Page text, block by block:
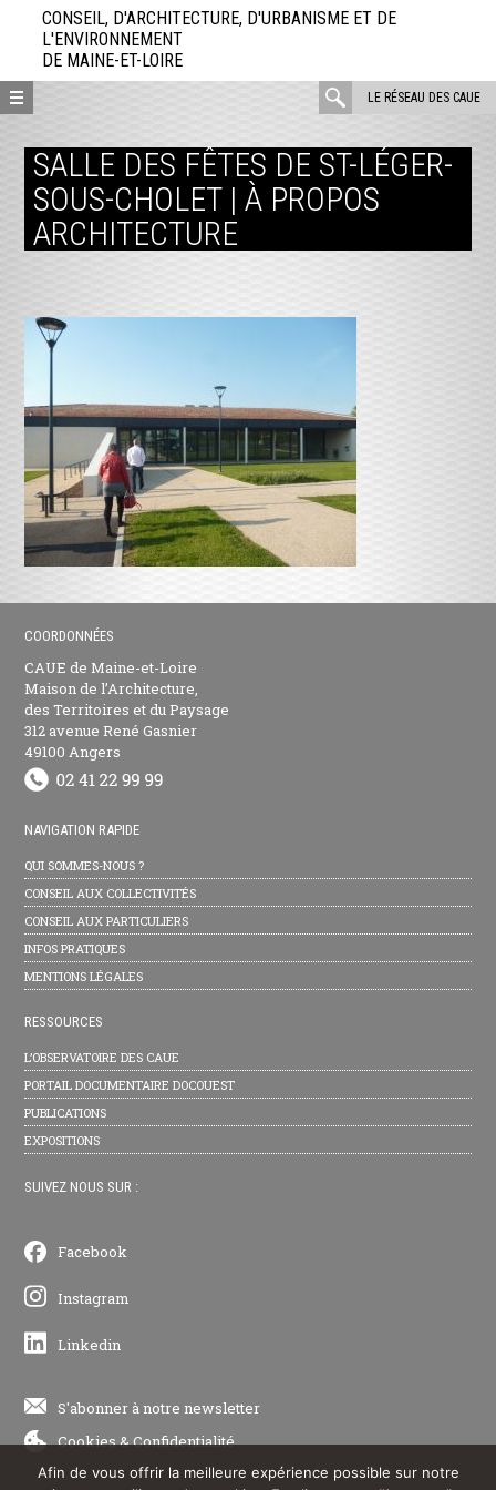
directement
contenu
CONSEIL, D'ARCHITECTURE, D'URBANISME ET DE
L'ENVIRONNEMENT
DE MAINE-ET-LOIRE
LE RÉSEAU DES CAUE
rechercher
SALLE DES FÊTES DE ST-LÉGER-
SOUS-CHOLET | À PROPOS
ARCHITECTURE
COORDONNÉES
CAUE de Maine-et-Loire
Maison de l’Architecture,
des Territoires et du Paysage
312 avenue René Gasnier
49100 Angers
NAVIGATION RAPIDE
QUI SOMMES-NOUS ?
CONSEIL AUX COLLECTIVITÉS
CONSEIL AUX PARTICULIERS
INFOS PRATIQUES
MENTIONS LÉGALES
RESSOURCES
L’OBSERVATOIRE DES CAUE
PORTAIL DOCUMENTAIRE DOCOUEST
PUBLICATIONS
EXPOSITIONS
SUIVEZ NOUS SUR :
Facebook
Instagram
Linkedin
S'abonner à notre newsletter
Cookies&Confidentialité
Afin de vous offrir la meilleure expérience possible sur notre